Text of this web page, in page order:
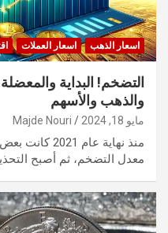
اسعار الذهب اسعار العملات
التضخم! البداية
والذهب والأسهم
مايو 18, 2024 Majde Nouri
منذ نهاية
معدل التضخم، ثم أصبح